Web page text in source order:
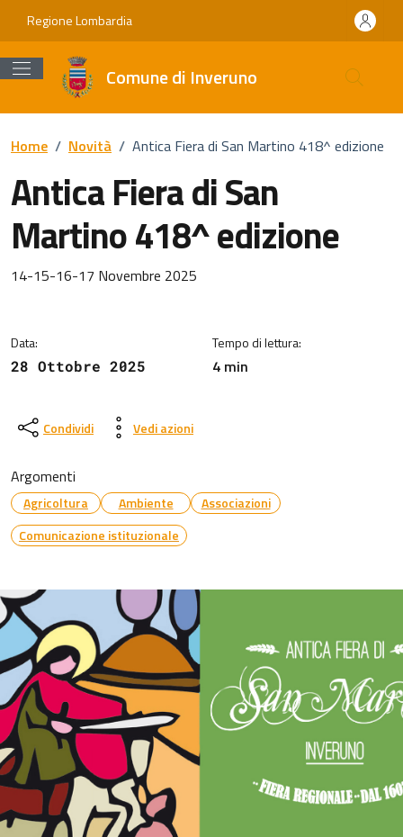
Vai ai contenuti
Vai al footer
Regione Lombardia
Comune di Inveruno
Home / Novità / Antica Fiera di San Martino 418^ edizione
Antica Fiera di San
Martino 418^ edizione
Dettagli della notizia
14-15-16-17 Novembre 2025
Data:
28 Ottobre 2025
Tempo di lettura:
4 min
Condividi Vedi azioni
Argomenti
Agricoltura Ambiente
Associazioni
Comunicazione istituzionale